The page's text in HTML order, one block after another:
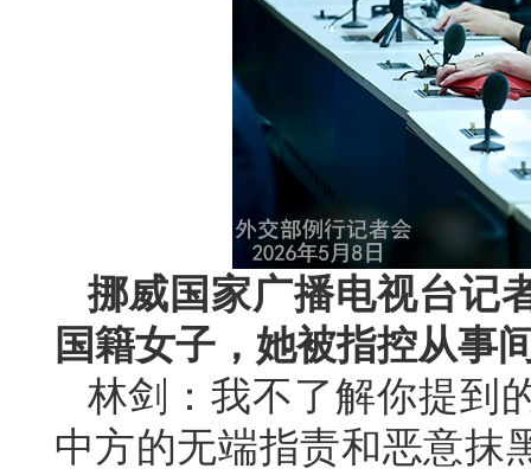
挪威国家广播电视台记
国籍女子，她被指控从事
林剑：我不了解你提到
中方的无端指责和恶意抹